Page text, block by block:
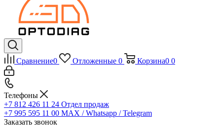
Сравнение0 Отложенные 0 Корзина0 0
Телефоны
+7 812 426 11 24 Отдел продаж
+7 995 595 11 00 MAX / Whatsapp / Telegram
Заказать звонок